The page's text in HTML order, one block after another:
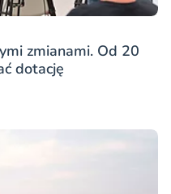
zmianami. Od 20
dotację